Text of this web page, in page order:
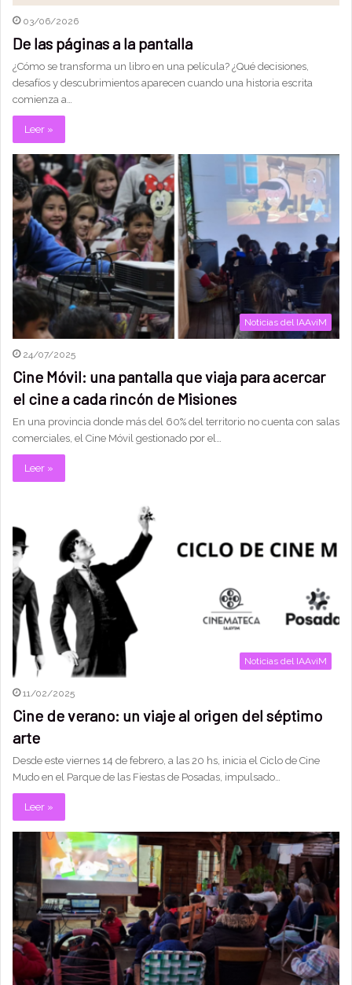
03/06/2026
De las páginas a la pantalla
¿Cómo se transforma un libro en una película? ¿Qué decisiones,
desafíos y descubrimientos aparecen cuando una historia escrita
comienza a…
Leer »
Noticias del IAAviM
24/07/2025
Cine Móvil: una pantalla que viaja para acercar
el cine a cada rincón de Misiones
En una provincia donde más del 60% del territorio no cuenta con salas
comerciales, el Cine Móvil gestionado por el…
Leer »
Noticias del IAAviM
11/02/2025
Cine de verano: un viaje al origen del séptimo
arte
Desde este viernes 14 de febrero, a las 20 hs, inicia el Ciclo de Cine
Mudo en el Parque de las Fiestas de Posadas, impulsado…
Leer »